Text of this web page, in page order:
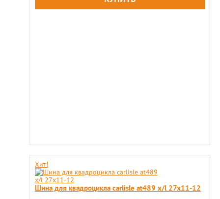
Хит!
Шина для квадроцикла carlisle at489 x/l 27x11-12